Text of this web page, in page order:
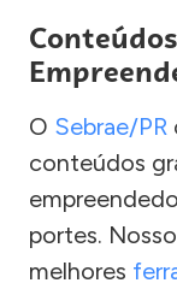
O Sebrae/PR
conteúdos
portes.
melhores